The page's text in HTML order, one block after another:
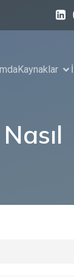
Kaynaklar